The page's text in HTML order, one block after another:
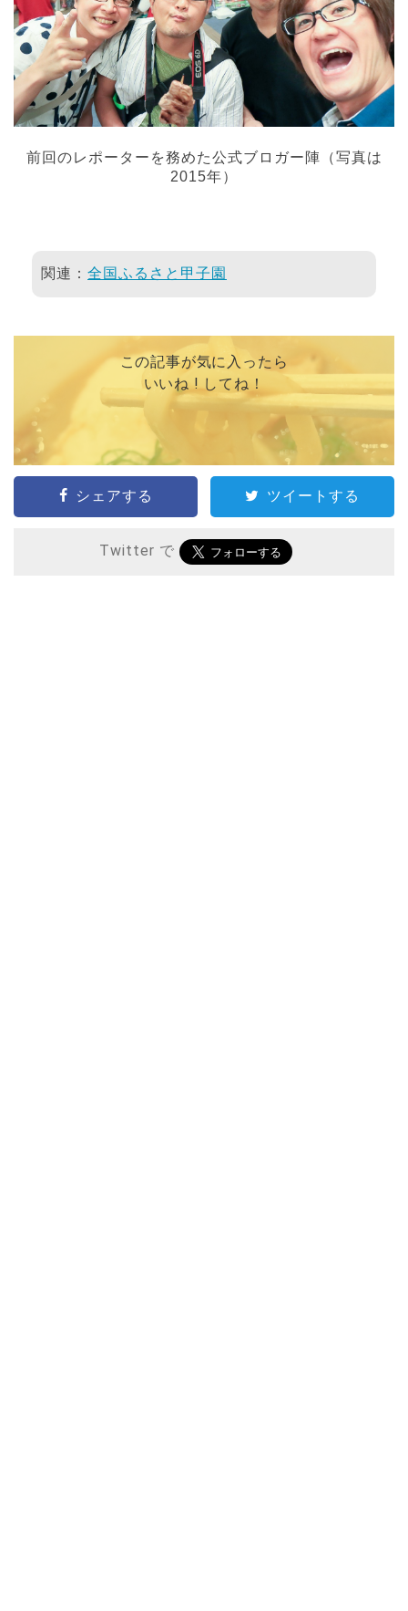
前回のレポーターを務めた公式ブロガー陣（写真は
2015年）
関連： 全国ふるさと甲子園
この記事が気に入ったら
いいね ! してね！
シェアする ツイートする
Twitter で